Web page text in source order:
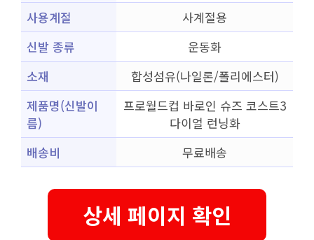
사용계절
사계절용
신발 종류
운동화
소재
합성섬유(나일론/폴리에스터)
제품명(신발이
름)
프로월드컵 바로인 슈즈 코스트3
다이얼 런닝화
배송비
무료배송
상세 페이지 확인